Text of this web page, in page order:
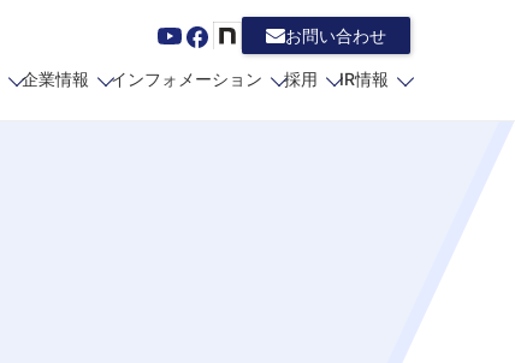
お問い合わせ
企業情報 インフォメーション 採用 IR情報